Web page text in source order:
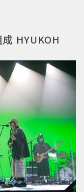
HYUKOH